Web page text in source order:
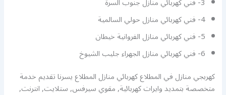
4- فني كهربائي منازل حولي السالمية
5- فني كهربائي منازل الفروانية خيطان
6- فني كهربائي منازل الجهراء جليب الشيوخ
كهربجي منازل في المطلاع كهربائي منازل المطلاع يسرنا تقديم خدمة
متخصصة بتمديد وايرات كهربائية, مقوي سيرفس, ستلايت, انترنت,